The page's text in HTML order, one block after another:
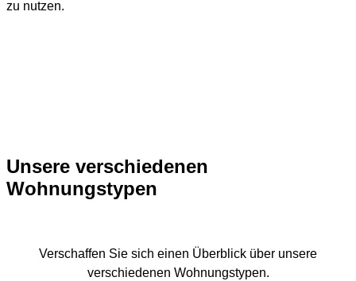
zu nutzen.
Unsere verschiedenen
Wohnungstypen
Verschaffen Sie sich einen Überblick über unsere
verschiedenen Wohnungstypen.